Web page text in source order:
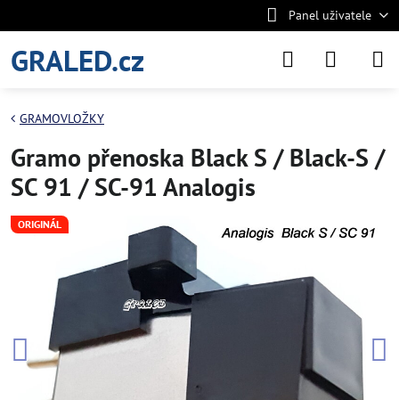
Panel uživatele
GRALED.cz
ORIGINÁL
GRAMOVLOŽKY
Gramo přenoska Black S / Black-S /
SC 91 / SC-91 Analogis